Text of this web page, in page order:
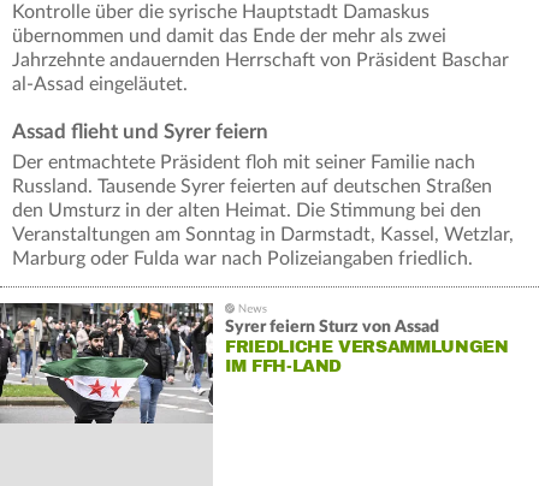
Kontrolle über die syrische Hauptstadt Damaskus
übernommen und damit das Ende der mehr als zwei
Jahrzehnte andauernden Herrschaft von Präsident Baschar
al-Assad eingeläutet.
Assad flieht und Syrer feiern
Der entmachtete Präsident floh mit seiner Familie nach
Russland. Tausende Syrer feierten auf deutschen Straßen
den Umsturz in der alten Heimat. Die Stimmung bei den
Veranstaltungen am Sonntag in Darmstadt, Kassel, Wetzlar,
Marburg oder Fulda war nach Polizeiangaben friedlich.
Syrer feiern Sturz von Assad
FRIEDLICHE VERSAMMLUNGEN
IM FFH-LAND